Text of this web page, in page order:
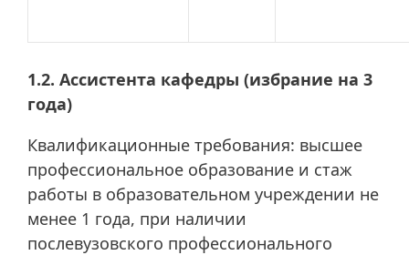
1.2. Ассистента кафедры (избрание на 3
года)
Квалификационные требования: высшее
профессиональное образование и стаж
работы в образовательном учреждении не
менее 1 года, при наличии
послевузовского профессионального